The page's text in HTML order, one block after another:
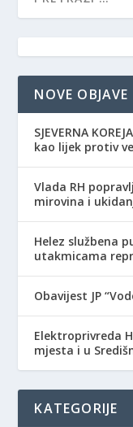
NOVE OBJAVE
SJEVERNA
kao lijek protiv
Vlada RH
mirovina i
Helez službena
utakmicama
Obavijest JP
Elektroprivreda
mjesta i u
KATEGORIJE